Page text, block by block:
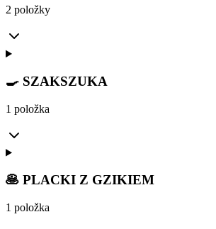
2 položky
🍳 SZAKSZUKA
1 položka
🥞 PLACKI Z GZIKIEM
1 položka